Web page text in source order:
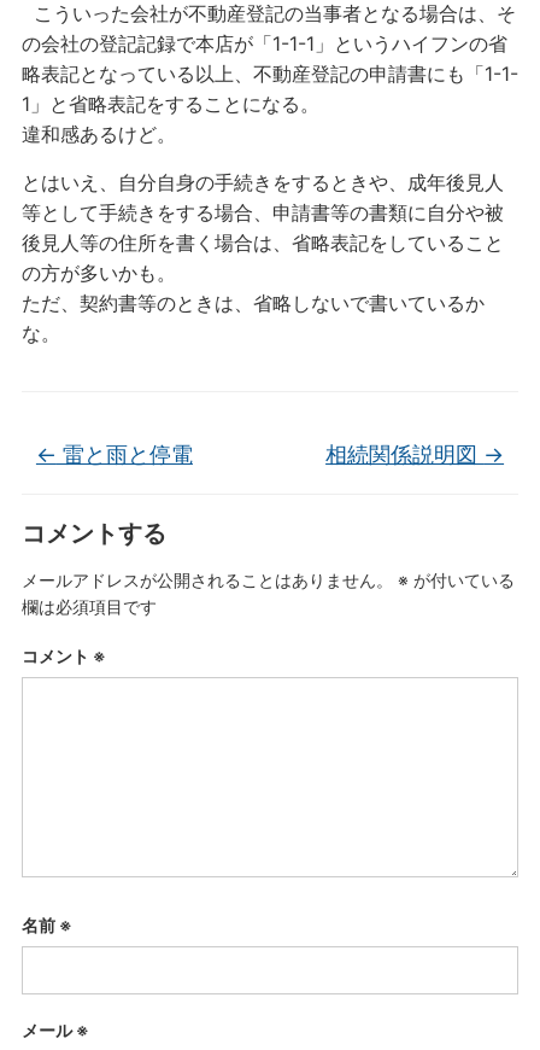
こういった会社が不動産登記の当事者となる場合は、そ
の会社の登記記録で本店が「1-1-1」というハイフンの省
略表記となっている以上、不動産登記の申請書にも「1-1-
1」と省略表記をすることになる。
違和感あるけど。
とはいえ、自分自身の手続きをするときや、成年後見人
等として手続きをする場合、申請書等の書類に自分や被
後見人等の住所を書く場合は、省略表記をしていること
の方が多いかも。
ただ、契約書等のときは、省略しないで書いているか
な。
← 雷と雨と停電 相続関係説明図 →
コメントする
メールアドレスが公開されることはありません。 ※ が付いている
欄は必須項目です
コメント ※
名前 ※
メール※